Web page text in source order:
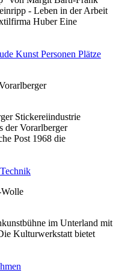
- Leben in der Arbeit
Huber Eine
Kunst Personen Plätze
Stickereiindustrie
der Vorarlberger
Post 1968 die
Technik
im Unterland mit
Kulturwerkstatt bietet